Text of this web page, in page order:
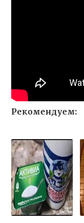
Рекомендуем: